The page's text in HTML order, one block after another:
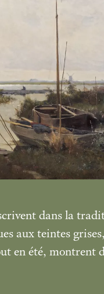
dans la
aux teintes
en été, montrent